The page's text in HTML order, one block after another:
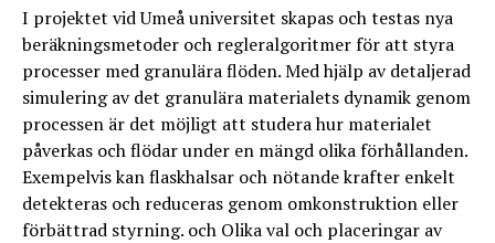
I projektet vid Umeå universitet skapas och testas nya
beräkningsmetoder och regleralgoritmer för att styra
processer med granulära flöden. Med hjälp av detaljerad
simulering av det granulära materialets dynamik genom
processen är det möjligt att studera hur materialet
påverkas och flödar under en mängd olika förhållanden.
Exempelvis kan flaskhalsar och nötande krafter enkelt
detekteras och reduceras genom omkonstruktion eller
förbättrad styrning. och Olika val och placeringar av